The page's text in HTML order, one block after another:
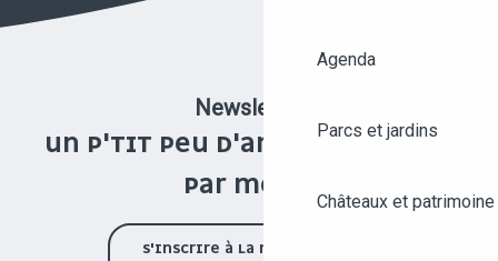
Agenda
Parcs et jardins
Châteaux et patrimoine
Newsletter
UN P'TIT PEU D'ANGERS UNE FOIS
PAR MOIS !
S'INSCRIRE À LA NEWSLETTER